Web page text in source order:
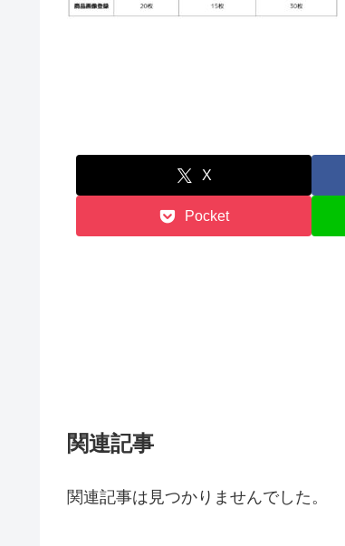
X
Pocket
関連記事
関連記事は見つかりませんでした。